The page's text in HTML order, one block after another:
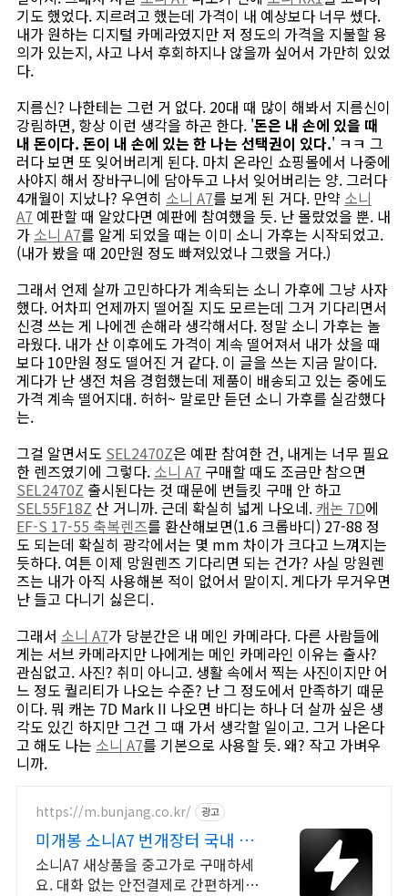
기도 했었다. 지르려고 했는데 가격이 내 예상보다 너무 쎘다.
내가 원하는 디지털 카메라였지만 저 정도의 가격을 지불할 용
의가 있는지, 사고 나서 후회하지나 않을까 싶어서 가만히 있었
다.
지름신? 나한테는 그런 거 없다. 20대 때 많이 해봐서 지름신이
강림하면, 항상 이런 생각을 하곤 한다. '돈은 내 손에 있을 때
내 돈이다. 돈이 내 손에 있는 한 나는 선택권이 있다.' ㅋㅋ 그
러다 보면 또 잊어버리게 된다. 마치 온라인 쇼핑몰에서 나중에
사야지 해서 장바구니에 담아두고 나서 잊어버리는 양. 그러다
4개월이 지났나? 우연히 소니 A7를 보게 된 거다. 만약 소니
A7 예판할 때 알았다면 예판에 참여했을 듯. 난 몰랐었을 뿐. 내
가 소니 A7를 알게 되었을 때는 이미 소니 가후는 시작되었고.
(내가 봤을 때 20만원 정도 빠져있었나 그랬을 거다.)
그래서 언제 살까 고민하다가 계속되는 소니 가후에 그냥 사자
했다. 어차피 언제까지 떨어질 지도 모르는데 그거 기다리면서
신경 쓰는 게 나에겐 손해라 생각해서다. 정말 소니 가후는 놀
라웠다. 내가 산 이후에도 가격이 계속 떨어져서 내가 샀을 때
보다 10만원 정도 떨어진 거 같다. 이 글을 쓰는 지금 말이다.
게다가 난 생전 처음 경험했는데 제품이 배송되고 있는 중에도
가격 계속 떨어지대. 허허~ 말로만 듣던 소니 가후를 실감했다
는.
그걸 알면서도 SEL2470Z은 예판 참여한 건, 내게는 너무 필요
한 렌즈였기에 그렇다. 소니 A7 구매할 때도 조금만 참으면
SEL2470Z 출시된다는 것 때문에 번들킷 구매 안 하고
SEL55F18Z 산 거니까. 근데 확실히 넓게 나오네. 캐논 7D에
EF-S 17-55 축복렌즈를 환산해보면(1.6 크롭바디) 27-88 정
도 되는데 확실히 광각에서는 몇 mm 차이가 크다고 느껴지는
듯하다. 여튼 이제 망원렌즈 기다리면 되는 건가? 사실 망원렌
즈는 내가 아직 사용해본 적이 없어서 말이지. 게다가 무거우면
난 들고 다니기 싫은디.
그래서 소니 A7가 당분간은 내 메인 카메라다. 다른 사람들에
게는 서브 카메라지만 나에게는 메인 카메라인 이유는 출사?
관심없고. 사진? 취미 아니고. 생활 속에서 찍는 사진이지만 어
느 정도 퀄리티가 나오는 수준? 난 그 정도에서 만족하기 때문
이다. 뭐 캐논 7D Mark II 나오면 바디는 하나 더 살까 싶은 생
각도 있긴 하지만 그건 그 때 가서 생각할 일이고. 그거 나온다
고 해도 나는 소니 A7를 기본으로 사용할 듯. 왜? 작고 가벼우
니까.
https://m.bunjang.co.kr/ 광고
미개봉 소니A7 번개장터 국내 최
대 브랜드 중고거래
소니A7 새상품을 중고가로 구매하세
요. 대화 없는 안전결제로 간편하게!